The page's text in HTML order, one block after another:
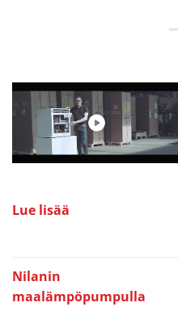
Lue lisää
Nilanin
maalämpöpumpulla